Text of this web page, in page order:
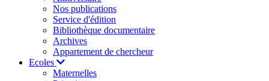
Nos publications
Service d'édition
Bibliothèque documentaire
Archives
Appartement de chercheur
Ecoles
Maternelles